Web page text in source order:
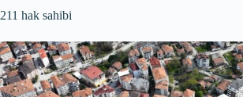
211 hak sahibi